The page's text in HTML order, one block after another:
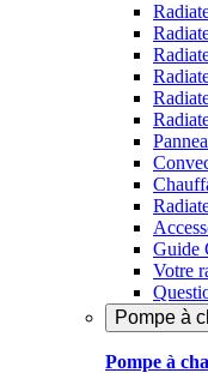
Guide
Votre
Pompe à
Pompe à